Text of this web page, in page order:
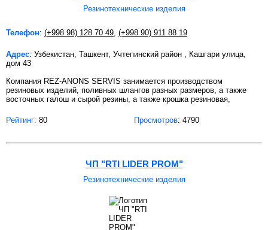
Резинотехнические изделия
Телефон: (+998 98) 128 70 49 (+998 90) 911 88 19
Адрес: Узбекистан, Ташкент, Учтепинский район , Кашгари улица,
дом 43
Компания REZ-ANONS SERVIS занимается производством
резиновых изделий, поливных шлангов разных размеров, а также
восточных галош и сырой резины, а также крошка резиновая,
Рейтинг: 80 Просмотров: 4790
ЧП "RTI LIDER PROM"
Резинотехнические изделия